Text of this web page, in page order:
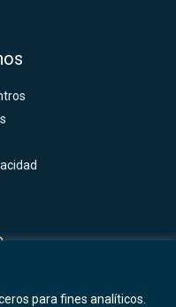
para fines analíticos.